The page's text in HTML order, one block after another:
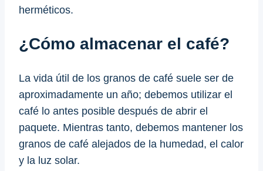
herméticos.
¿Cómo almacenar el café?
La vida útil de los granos de café suele ser de
aproximadamente un año; debemos utilizar el
café lo antes posible después de abrir el
paquete. Mientras tanto, debemos mantener los
granos de café alejados de la humedad, el calor
y la luz solar.